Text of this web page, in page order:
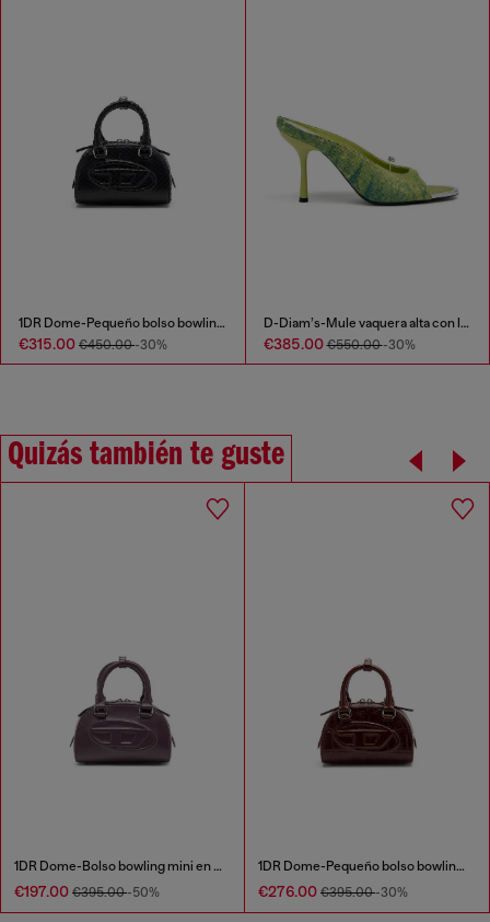
1DR Dome-Pequeño bolso bowling en piel efecto serpiente
€315.00 €450.00-30%
D-Diam’s-Mule vaquera alta con lavado oscuro y Oval D flotante
€385.00€550.00-30%
Quizás también te guste
1DR Dome-Bolso bowling mini en piel
€197.00 €395.00-50%
1DR Dome-Pequeño bolso bowling en piel efecto cocodrilo
€276.00 €395.00-30%